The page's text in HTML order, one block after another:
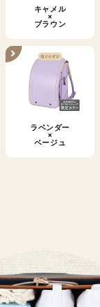
キャメル
×
ブラウン
ラベンダー
×
ベージュ